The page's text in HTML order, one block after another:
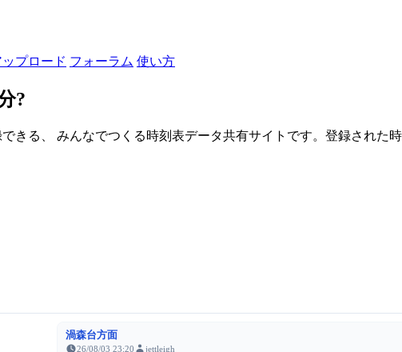
ップロード フォーラム 使い方
?
きる、 みんなでつくる時刻表データ共有サイトです。登録された
渦森台方面
26/08/03 23:20 jettleigh